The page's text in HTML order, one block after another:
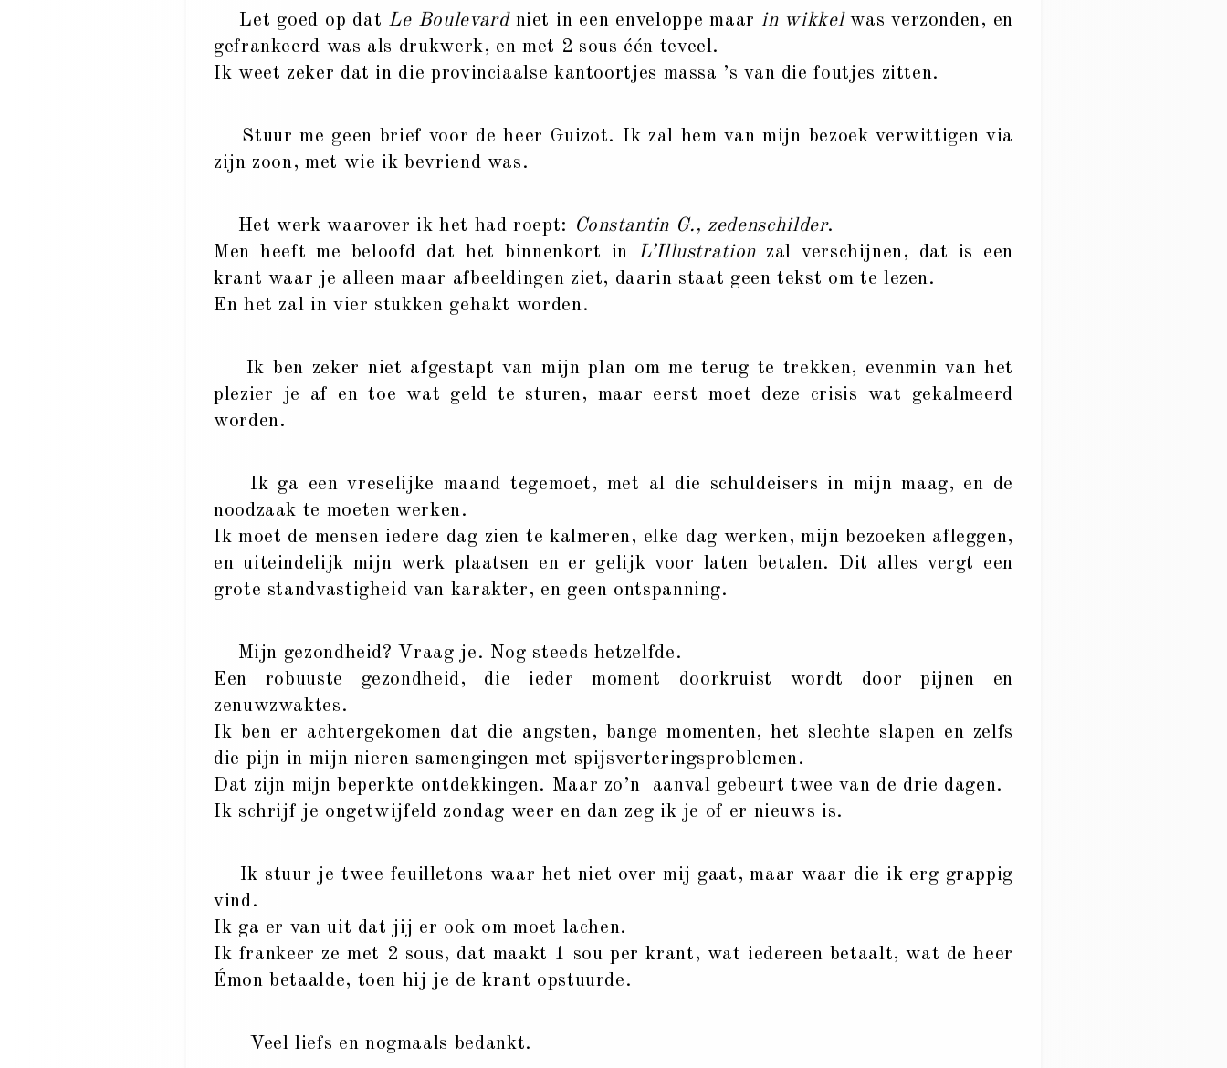
Let goed op dat Le Boulevardniet in een enveloppe maar in wikkelwas verzonden, en
gefrankeerd was als drukwerk, en met 2 sous één teveel.
Ik weet zeker dat in die provinciaalse kantoortjes massa ’s van die foutjes zitten.
Stuur me geen brief voor de heer Guizot. Ik zal hem van mijn bezoek verwittigen via
zijn zoon, met wie ik bevriend was.
Het werk waarover ik het had roept: Constantin G., zedenschilder.
Men heeft me beloofd dat het binnenkort in L’Illustrationzal verschijnen, dat is een
krant waar je alleen maar afbeeldingen ziet, daarin staat geen tekst om te lezen.
En het zal in vier stukken gehakt worden.
Ik ben zeker niet afgestapt van mijn plan om me terug te trekken, evenmin van het
plezier je af en toe wat geld te sturen, maar eerst moet deze crisis wat gekalmeerd
worden.
Ik ga een vreselijke maand tegemoet, met al die schuldeisers in mijn maag, en de
noodzaak te moeten werken.
Ik moet de mensen iedere dag zien te kalmeren, elke dag werken, mijn bezoeken afleggen,
en uiteindelijk mijn werk plaatsen en er gelijk voor laten betalen. Dit alles vergt een
grote standvastigheid van karakter, en geen ontspanning.
Mijn gezondheid? Vraag je. Nog steeds hetzelfde.
Een robuuste gezondheid, die ieder moment doorkruist wordt door pijnen en
zenuwzwaktes.
Ik ben er achtergekomen dat die angsten, bange momenten, het slechte slapen en zelfs
die pijn in mijn nieren samengingen met spijsverteringsproblemen.
Dat zijn mijn beperkte ontdekkingen. Maar zo’n aanval gebeurt twee van de drie dagen.
Ik schrijf je ongetwijfeld zondag weer en dan zeg ik je of er nieuws is.
Ik stuur je twee feuilletons waar het niet over mij gaat, maar waar die ik erg grappig
vind.
Ik ga er van uit dat jij er ook om moet lachen.
Ik frankeer ze met 2 sous, dat maakt 1 sou per krant, wat iedereen betaalt, wat de heer
Émon betaalde, toen hij je de krant opstuurde.
Veel liefs en nogmaals bedankt.